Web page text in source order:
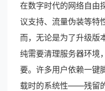
在数字时代的网络自由
议支持、流量伪装等特
而，无论是为了升级版
纯需要清理服务器环境
要。许多用户依赖一键
载时的系统性——残留